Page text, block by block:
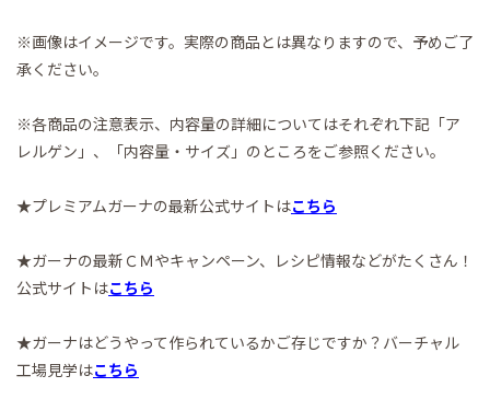
※画像はイメージです。実際の商品とは異なりますので、予めご了
承ください。
※各商品の注意表示、内容量の詳細についてはそれぞれ下記「ア
レルゲン」、「内容量・サイズ」のところをご参照ください。
★プレミアムガーナの最新公式サイトはこちら
★ガーナの最新ＣＭやキャンペーン、レシピ情報などがたくさん！
公式サイトはこちら
★ガーナはどうやって作られているかご存じですか？バーチャル
工場見学はこちら